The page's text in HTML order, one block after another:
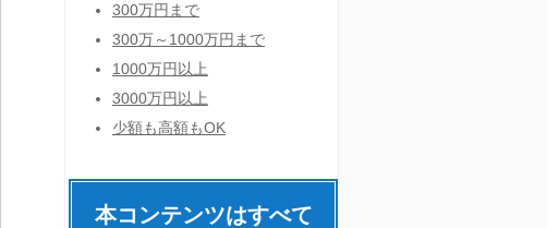
300万円まで
300万～1000万円まで
1000万円以上
3000万円以上
少額も高額もOK
本コンテンツはすべて